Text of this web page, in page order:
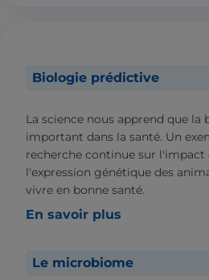
Biologie prédictive
La science nous apprend que
important dans la santé. Un
recherche continue sur
l'expression génétique des
vivre en bonne santé.
En savoir plus
Le microbiome